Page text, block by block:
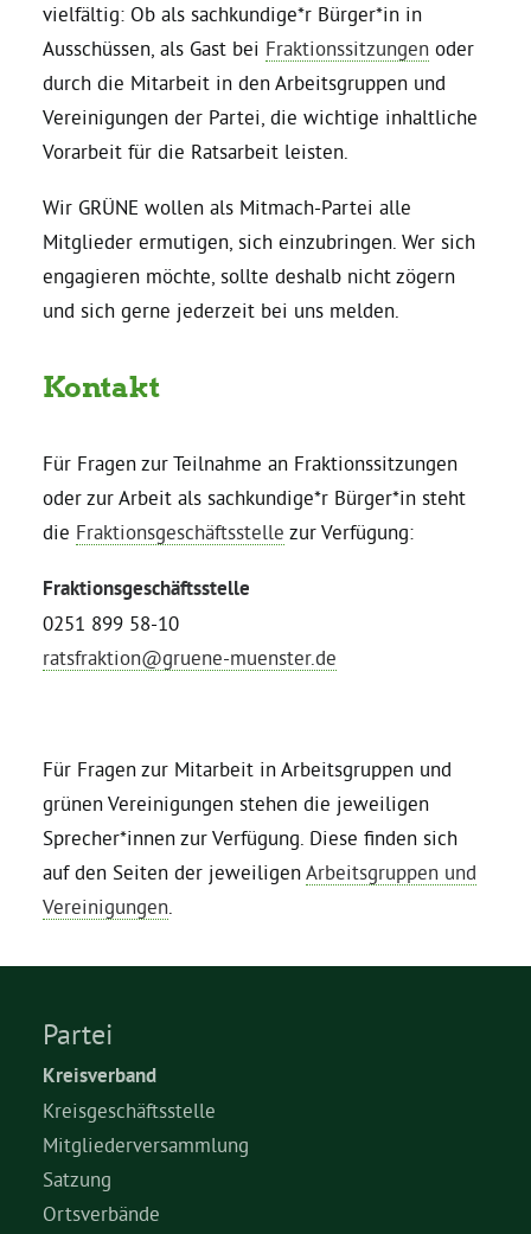
Josefine Paul, MdL
Robin Korte, MdL
Daniel Freund, MdEP
Delegierte
Ratsmitglieder 2025 – 2030
Ratsanträge
Fraktionsgeschäftsstelle
Aktiv werden
Termine
Mitglied werden
Kommunalpolitik
Engagement-Sprechstunde
vielfältig: Ob als sachkundige*r Bürger*in in
Ausschüssen, als Gast bei Fraktionssitzungen oder
durch die Mitarbeit in den Arbeitsgruppen und
Vereinigungen der Partei, die wichtige inhaltliche
Vorarbeit für die Ratsarbeit leisten.
Wir GRÜNE wollen als Mitmach-Partei alle
Mitglieder ermutigen, sich einzubringen. Wer sich
engagieren möchte, sollte deshalb nicht zögern
und sich gerne jederzeit bei uns melden.
Kontakt
Für Fragen zur Teilnahme an Fraktionssitzungen
oder zur Arbeit als sachkundige*r Bürger*in steht
die Fraktionsgeschäftsstelle zur Verfügung:
Fraktionsgeschäftsstelle
0251 899 58-10
ratsfraktion@gruene-muenster.de
Für Fragen zur Mitarbeit in Arbeitsgruppen und
grünen Vereinigungen stehen die jeweiligen
Sprecher*innen zur Verfügung. Diese finden sich
auf den Seiten der jeweiligenArbeitsgruppen und
Vereinigungen
Partei
Kreisverband
Kreisgeschäftsstelle
Mitgliederversammlung
Satzung
Ortsverbände